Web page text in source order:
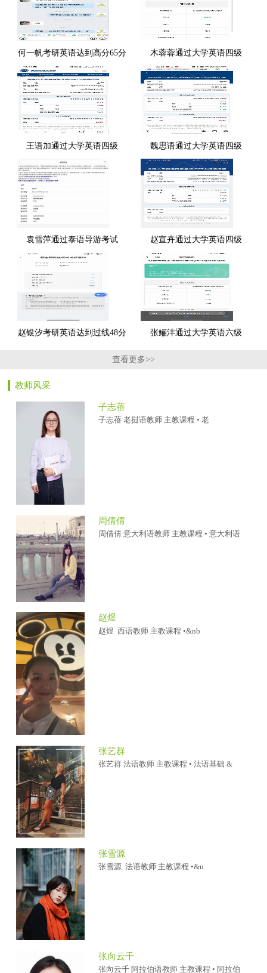
何一帆考研英语达到高分65分 木蓉蓉通过大学英语四级
王语加通过大学英语四级 魏思语通过大学英语四级
袁雪萍通过泰语导游考试 赵宣卉通过大学英语四级
赵银汐考研英语达到过线48分 张鲡沣通过大学英语六级
查看更多>>
教师风采
子志蓓
子志蓓 老挝语教师 主教课程 • 老
周倩倩
周倩倩 意大利语教师 主教课程 • 意大利语
赵煜
赵煜 西语教师 主教课程 •&nb
张艺群
张艺群 法语教师 主教课程 • 法语基础 &
张雪源
张雪源 法语教师 主教课程 •&n
张向云千
张向云千 阿拉伯语教师 主教课程 • 阿拉伯